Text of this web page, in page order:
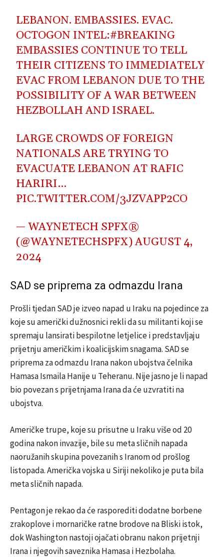
LEBANON. EMBASSIES. EVAC.
OCTOGON INTEL:#BREAKING
EMBASSIES CONTINUE TO TELL
THEIR CITIZENS TO IMMEDIATELY
EVAC FROM LEBANON DUE TO THE
POSSIBILITY OF A WAR BETWEEN
HEZBOLLAH AND ISRAEL.
LARGE CROWDS OF FOREIGN
NATIONALS ARE TRYING TO
EVACUATE LEBANON AT RAFIC
HARIRI…
PIC.TWITTER.COM/3JZVAPP2CO
— WAYNETECH SPFX®️
(@WAYNETECHSPFX)AUGUST 4,
2024
SAD se priprema za odmazdu Irana
Prošli tjedan SAD je izveo napad u Iraku na pojedince za
koje su američki dužnosnici rekli da su militanti koji se
spremaju lansirati bespilotne letjelice i predstavljaju
prijetnju američkim i koalicijskim snagama. SAD se
priprema za odmazdu Irana nakon ubojstva čelnika
Hamasa Ismaila Hanije u Teheranu. Nije jasno je li napad
bio povezan s prijetnjama Irana da će uzvratiti na
ubojstva.
Američke trupe, koje su prisutne u Iraku više od 20
godina nakon invazije, bile su meta sličnih napada
naoružanih skupina povezanih s Iranom od prošlog
listopada. Američka vojska u Siriji nekoliko je puta bila
meta sličnih napada.
Pentagon je rekao da će rasporediti dodatne borbene
zrakoplove i mornaričke ratne brodove na Bliski istok,
dok Washington nastoji ojačati obranu nakon prijetnji
Irana i njegovih saveznika Hamasa i Hezbolaha.